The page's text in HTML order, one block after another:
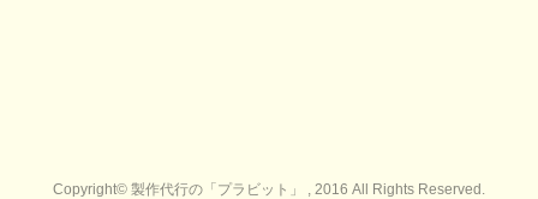
Copyright© 製作代行の「プラビット」 , 2016 All Rights Reserved.